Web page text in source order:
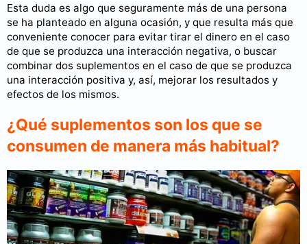
Esta duda es algo que seguramente más de una persona
se ha planteado en alguna ocasión, y que resulta más que
conveniente conocer para evitar tirar el dinero en el caso
de que se produzca una interacción negativa, o buscar
combinar dos suplementos en el caso de que se produzca
una interacción positiva y, así, mejorar los resultados y
efectos de los mismos.
¿Qué suplementos son los que se
consumen de manera más habitual?